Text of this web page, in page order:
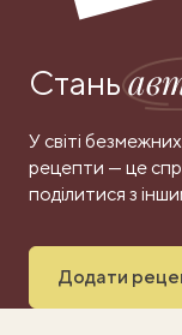
Стань
У світі
рецепти — це
поділитися з
Додати